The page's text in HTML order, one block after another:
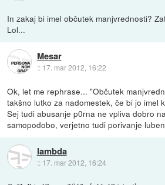
In zakaj bi imel občutek manjvrednosti?
Lol...
Mesar
:: 17. mar 2012, 16:22
Ok, let me rephrase... "Občutek
takšno lutko za nadomestek, če bi jo imel
Sej tudi abusanje p0rna ne vpliva dobro
samopodobo, verjetno tudi porivanje
lambda
:: 17. mar 2012, 16:24